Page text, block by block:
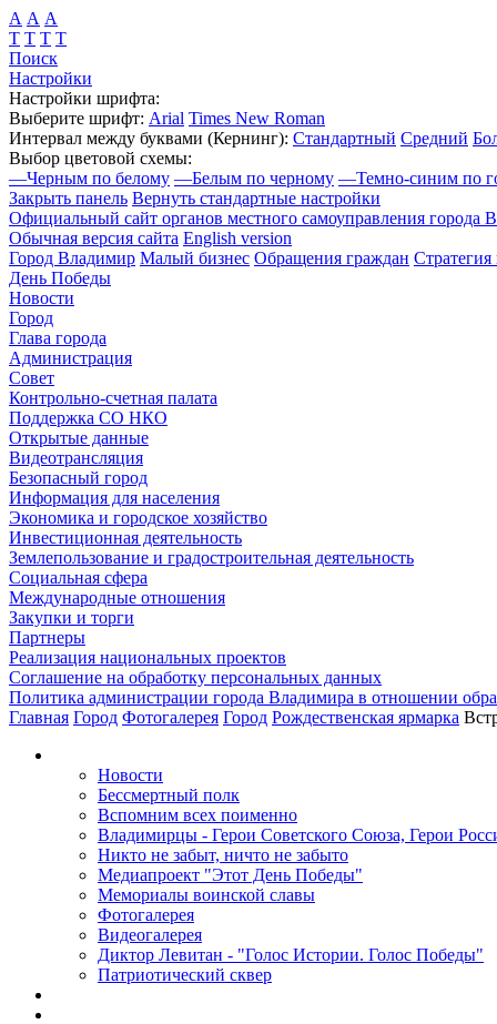
А А А
Т Т Т Т
Поиск
Настройки
Настройки шрифта:
Выберите шрифт: Arial Times New Roman
Интервал между буквами (Кернинг): Стандартный Средний
Выбор цветовой схемы:
—Черным по белому —Белым по черному —Темно-синим по
Закрыть панель Вернуть стандартные настройки
Официальный сайт органов местного самоуправления города
Обычная версия сайта English version
Город Владимир Малый бизнес Обращения граждан Стратегия
День Победы
Новости
Город
Глава города
Администрация
Совет
Контрольно-счетная палата
Поддержка СО НКО
Открытые данные
Видеотрансляция
Безопасный город
Информация для населения
Экономика и городское хозяйство
Инвестиционная деятельность
Землепользование и градостроительная деятельность
Социальная сфера
Международные отношения
Закупки и торги
Партнеры
Реализация национальных проектов
Соглашение на обработку персональных данных
Политика администрации города Владимира в отношении
Главная Город Фотогалерея Город Рождественская ярмарка
Новости
Бессмертный полк
Вспомним всех поименно
Владимирцы - Герои Советского Союза, Герои
Никто не забыт, ничто не забыто
Медиапроект "Этот День Победы"
Мемориалы воинской славы
Фотогалерея
Видеогалерея
Диктор Левитан - "Голос Истории. Голос Победы"
Патриотический сквер